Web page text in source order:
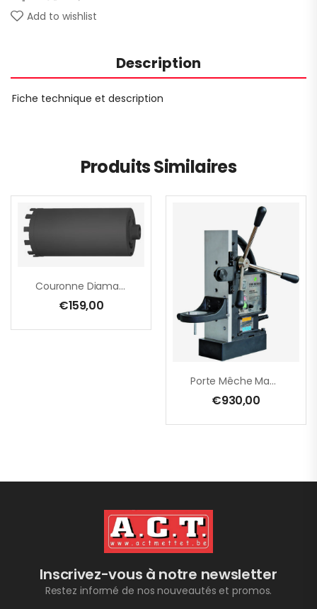
Add to wishlist
Description
Fiche technique et description
Produits Similaires
Couronne Diamantée M16 – Ø 51 Mm
€159,00
Porte Mêche Magnétique B32.1 Pour EHB 32/2.2 R R/L + EHB 32/4.2
€930,00
Inscrivez-vous à notre newsletter
Restez informé de nos nouveautés et promos.